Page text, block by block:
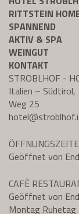
RITTSTEIN
SPANNEND
AKTIV & SPA
WEINGUT
KONTAKT
STROBLHOF -
Italien – Südtirol,
Weg 25
hotel@
Geöffnet von
CAFÈ
Geöffnet von
Montag Ruhetag